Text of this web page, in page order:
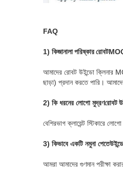
FAQ
1) কিজানালা পরিষ্কার রোবট
আমাদের রোবট উইন্ডো ক্লিনার
ছাড়া) প্রদান করতে পারি।
2) কি ধরনের লোগো মুদ্রণরোবট
বেশিরভাগ ক্লায়েন্ট স্টিকারে
3) কিভাবে একটি নমুনা পেতে
আমরা আমাদের গুণমান পরীক্ষা